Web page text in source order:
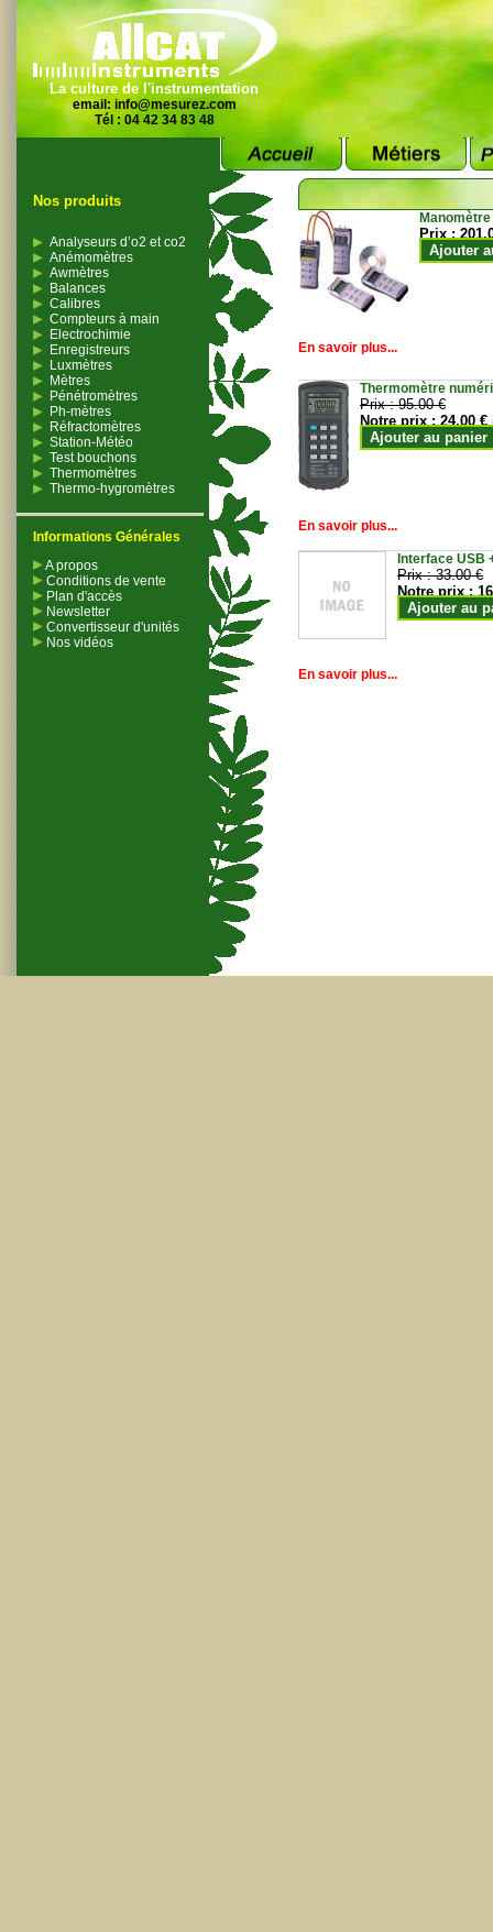
La culture de l'instrumentation
email: info@mesurez.com
Tél : 04 42 34 83 48
Nos produits
Analyseurs d’o2 et co2
Anémomètres
Awmètres
Balances
Calibres
Compteurs à main
Electrochimie
Enregistreurs
Luxmètres
Mètres
Pénétromètres
Ph-mètres
Réfractomètres
Station-Météo
Test bouchons
Thermomètres
Thermo-hygromètres
Informations Générales
A propos
Conditions de vente
Plan d'accès
Newsletter
Convertisseur d'unités
Nos vidéos
Prix :
Ajouter
En savoir plus...
Thermomètre
Prix :95.00 €
Notre prix :24.00 €
Ajouter au panier
En savoir plus...
Interface USB
Prix :33.00 €
Notre prix :
Ajouter au
En savoir plus...